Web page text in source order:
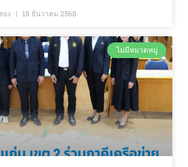
อง 18 ธันวาคม 2568
ไม่มีหมวดหมู่